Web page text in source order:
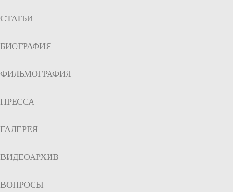
СТАТЬИ
БИОГРАФИЯ
ФИЛЬМОГРАФИЯ
ПРЕССА
ГАЛЕРЕЯ
ВИДЕОАРХИВ
ВОПРОСЫ